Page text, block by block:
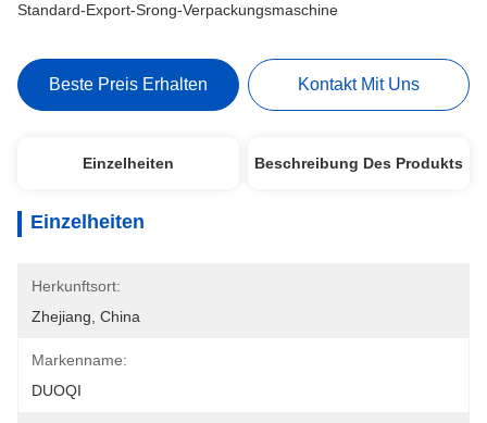
Standard-Export-Srong-Verpackungsmaschine
Beste Preis Erhalten Kontakt Mit Uns
Einzelheiten Beschreibung Des Produkts
Einzelheiten
Herkunftsort:
Zhejiang, China
Markenname:
DUOQI